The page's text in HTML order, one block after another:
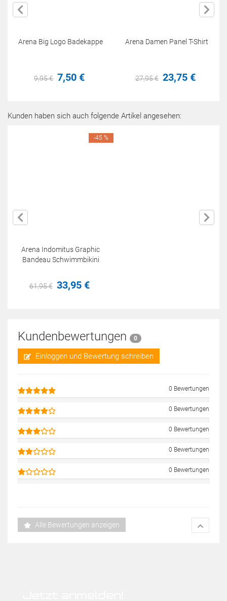
Arena Big Logo Badekappe
9,95€ 7,50 €
Arena Damen Panel T-Shirt
27,95€ 23,75 €
Kunden haben sich auch folgende Artikel angesehen:
Arena Indomitus Graphic
Bandeau Schwimmbikini
61,95€ 33,95 €
-45 %
Kundenbewertungen 0
Einloggen und Bewertung schreiben
0 Bewertungen
0 Bewertungen
0 Bewertungen
0 Bewertungen
0 Bewertungen
Alle Bewertungen anzeigen